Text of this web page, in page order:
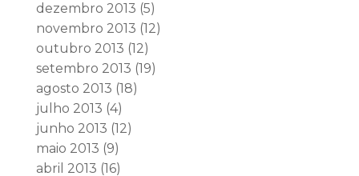
dezembro 2013 (5)
novembro 2013 (12)
outubro 2013 (12)
setembro 2013 (19)
agosto 2013 (18)
julho 2013 (4)
junho 2013 (12)
maio 2013 (9)
abril 2013 (16)